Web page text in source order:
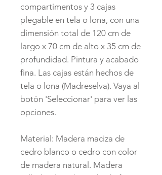
compartimentos y 3 cajas
plegable en tela o lona, con una
dimensión total de 120 cm de
largo x 70 cm de alto x 35 cm de
profundidad. Pintura y acabado
fina. Las cajas están hechos de
tela o lona (Madreselva). Vaya al
botón 'Seleccionar' para ver las
opciones.
Material: Madera maciza de
cedro blanco o cedro con color
de madera natural. Madera